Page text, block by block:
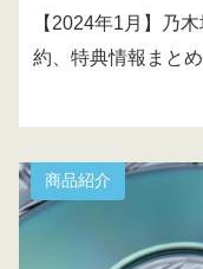
【2024年1月】乃
約、特典情報まと
商品紹介